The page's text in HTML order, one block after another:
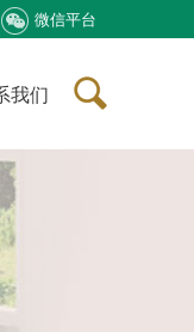
微信平台
我们